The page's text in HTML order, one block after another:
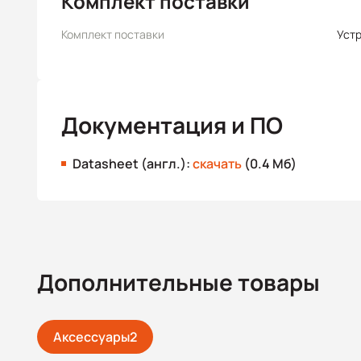
Комплект поставки
Документация и ПО
Datasheet (англ.):скачать (0.4 Мб)
Дополнительные товары
Аксессуары2